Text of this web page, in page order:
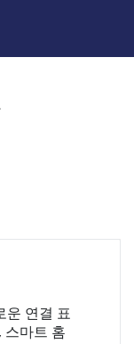
운 연결 표
스마트 홈